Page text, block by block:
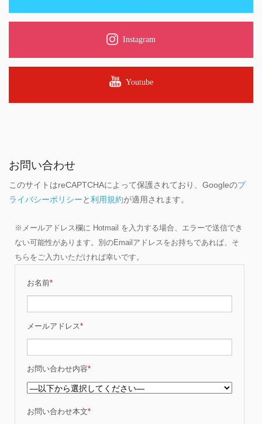
Instagram
Youtube
お問い合わせ
このサイトはreCAPTCHAによって保護されており、Googleのプ
ライバシーポリシーと利用規約が適用されます。
※メールアドレス欄に Hotmail を入力する場合、エラーで送信でき
ない可能性があります。別のEmailアドレスをお持ちであれば、そ
ちらをご入力いただければ幸いです。
お名前*
メールアドレス*
お問い合わせ内容*
お問い合わせ本文*